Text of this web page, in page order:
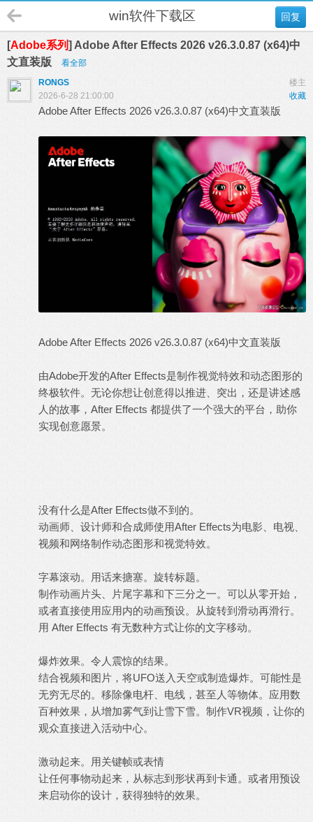
回复
win软件下载区
[Adobe系列] Adobe After Effects 2026 v26.3.0.87 (x64)中
文直装版
看全部
楼主
RONGS
收藏
2026-6-28 21:00:00
Adobe After Effects 2026 v26.3.0.87 (x64)中文直装版
Adobe After Effects 2026 v26.3.0.87 (x64)中文直装版
由Adobe开发的After Effects是制作视觉特效和动态图形的
终极软件。无论你想让创意得以推进、突出，还是讲述感
人的故事，After Effects 都提供了一个强大的平台，助你
实现创意愿景。
没有什么是After Effects做不到的。
动画师、设计师和合成师使用After Effects为电影、电视、
视频和网络制作动态图形和视觉特效。
字幕滚动。用话来搪塞。旋转标题。
制作动画片头、片尾字幕和下三分之一。可以从零开始，
或者直接使用应用内的动画预设。从旋转到滑动再滑行。
用 After Effects 有无数种方式让你的文字移动。
爆炸效果。令人震惊的结果。
结合视频和图片，将UFO送入天空或制造爆炸。可能性是
无穷无尽的。移除像电杆、电线，甚至人等物体。应用数
百种效果，从增加雾气到让雪下雪。制作VR视频，让你的
观众直接进入活动中心。
激动起来。用关键帧或表情
让任何事物动起来，从标志到形状再到卡通。或者用预设
来启动你的设计，获得独特的效果。